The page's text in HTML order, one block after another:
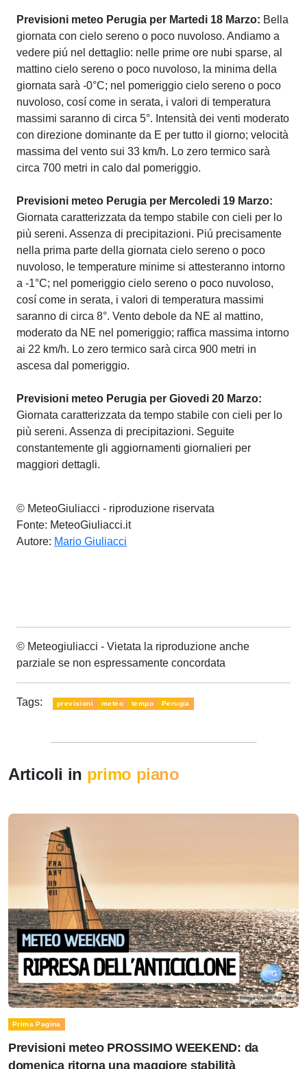
Previsioni meteo Perugia per Martedi 18 Marzo: Bella
giornata con cielo sereno o poco nuvoloso. Andiamo a
vedere piú nel dettaglio: nelle prime ore nubi sparse, al
mattino cielo sereno o poco nuvoloso, la minima della
giornata sarà -0°C; nel pomeriggio cielo sereno o poco
nuvoloso, cosí come in serata, i valori di temperatura
massimi saranno di circa 5°. Intensità dei venti moderato
con direzione dominante da E per tutto il giorno; velocità
massima del vento sui 33 km/h. Lo zero termico sarà
circa 700 metri in calo dal pomeriggio.
Previsioni meteo Perugia per Mercoledi 19 Marzo:
Giornata caratterizzata da tempo stabile con cieli per lo
più sereni. Assenza di precipitazioni. Piú precisamente
nella prima parte della giornata cielo sereno o poco
nuvoloso, le temperature minime si attesteranno intorno
a -1°C; nel pomeriggio cielo sereno o poco nuvoloso,
cosí come in serata, i valori di temperatura massimi
saranno di circa 8°. Vento debole da NE al mattino,
moderato da NE nel pomeriggio; raffica massima intorno
ai 22 km/h. Lo zero termico sarà circa 900 metri in
ascesa dal pomeriggio.
Previsioni meteo Perugia per Giovedi 20 Marzo:
Giornata caratterizzata da tempo stabile con cieli per lo
più sereni. Assenza di precipitazioni. Seguite
constantemente gli aggiornamenti giornalieri per
maggiori dettagli.
© MeteoGiuliacci - riproduzione riservata
Fonte: MeteoGiuliacci.it
Autore: Mario Giuliacci
© Meteogiuliacci - Vietata la riproduzione anche
parziale se non espressamente concordata
Tags: previsioni meteo tempo Perugia
Articoli in primo piano
Prima Pagina
Previsioni meteo PROSSIMO WEEKEND: da
domenica ritorna una maggiore stabilità